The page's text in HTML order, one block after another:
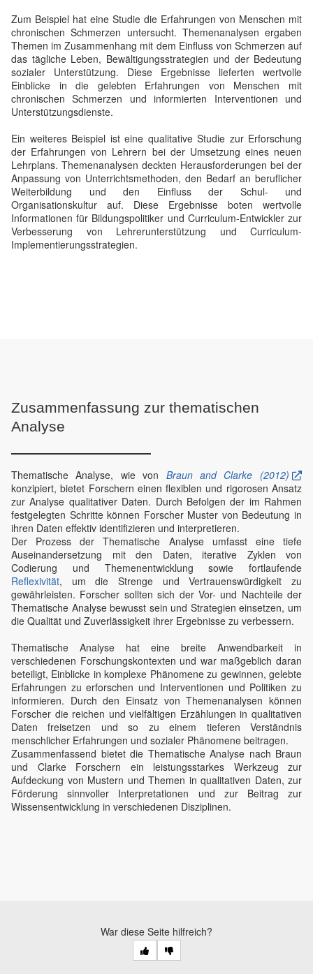
Zum Beispiel hat eine Studie die Erfahrungen von Menschen mit
chronischen Schmerzen untersucht. Themenanalysen ergaben
Themen im Zusammenhang mit dem Einfluss von Schmerzen auf
das tägliche Leben, Bewältigungsstrategien und der Bedeutung
sozialer Unterstützung. Diese Ergebnisse lieferten wertvolle
Einblicke in die gelebten Erfahrungen von Menschen mit
chronischen Schmerzen und informierten Interventionen und
Unterstützungsdienste.
Ein weiteres Beispiel ist eine qualitative Studie zur Erforschung
der Erfahrungen von Lehrern bei der Umsetzung eines neuen
Lehrplans. Themenanalysen deckten Herausforderungen bei der
Anpassung von Unterrichtsmethoden, den Bedarf an beruflicher
Weiterbildung und den Einfluss der Schul- und
Organisationskultur auf. Diese Ergebnisse boten wertvolle
Informationen für Bildungspolitiker und Curriculum-Entwickler zur
Verbesserung von Lehrerunterstützung und Curriculum-
Implementierungsstrategien.
Zusammenfassung zur thematischen
Analyse
Thematische Analyse, wie von Braun and Clarke (2012)
konzipiert, bietet Forschern einen flexiblen und rigorosen Ansatz
zur Analyse qualitativer Daten. Durch Befolgen der im Rahmen
festgelegten Schritte können Forscher Muster von Bedeutung in
ihren Daten effektiv identifizieren und interpretieren.
Der Prozess der Thematische Analyse umfasst eine tiefe
Auseinandersetzung mit den Daten, iterative Zyklen von
Codierung und Themenentwicklung sowie fortlaufende
Reflexivität, um die Strenge und Vertrauenswürdigkeit zu
gewährleisten. Forscher sollten sich der Vor- und Nachteile der
Thematische Analyse bewusst sein und Strategien einsetzen, um
die Qualität und Zuverlässigkeit ihrer Ergebnisse zu verbessern.
Thematische Analyse hat eine breite Anwendbarkeit in
verschiedenen Forschungskontexten und war maßgeblich daran
beteiligt, Einblicke in komplexe Phänomene zu gewinnen, gelebte
Erfahrungen zu erforschen und Interventionen und Politiken zu
informieren. Durch den Einsatz von Themenanalysen können
Forscher die reichen und vielfältigen Erzählungen in qualitativen
Daten freisetzen und so zu einem tieferen Verständnis
menschlicher Erfahrungen und sozialer Phänomene beitragen.
Zusammenfassend bietet die Thematische Analyse nach Braun
und Clarke Forschern ein leistungsstarkes Werkzeug zur
Aufdeckung von Mustern und Themen in qualitativen Daten, zur
Förderung sinnvoller Interpretationen und zur Beitrag zur
Wissensentwicklung in verschiedenen Disziplinen.
War diese Seite hilfreich?